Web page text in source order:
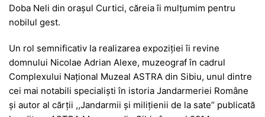
Doba Neli din orașul Curtici, căreia îi mulțumim pentru
nobilul gest.
Un rol semnificativ la realizarea expoziției îi revine
domnului Nicolae Adrian Alexe, muzeograf în cadrul
Complexului Național Muzeal ASTRA din Sibiu, unul dintre
cei mai notabili specialiști în istoria Jandarmeriei Române
și autor al cărții ,,Jandarmii și milițienii de la sate’’ publicată